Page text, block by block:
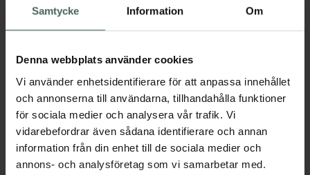
Samtycke Information Om
Denna webbplats använder cookies
Vi använder enhetsidentifierare för att anpassa innehållet
och annonserna till användarna, tillhandahålla funktioner
för sociala medier och analysera vår trafik. Vi
vidarebefordrar även sådana identifierare och annan
information från din enhet till de sociala medier och
annons- och analysföretag som vi samarbetar med.
nappar i när du är på resande fot, utan också
att endast silikonnappar steriliseras i
mikrovågsugn, inte nappar av
naturgummilatex. Lådan kan rymma upp till
tre BIBS-nappar, men den har också en
nappinsats som kan rymma en enda napp.
Tillverkad av 100% livsmedelsgodkänt
material som är fritt från BPA och ftalater.